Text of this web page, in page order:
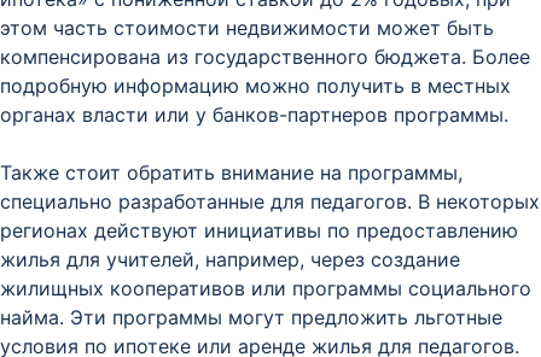
этом часть стоимости недвижимости может быть
компенсирована из государственного бюджета. Более
подробную информацию можно получить в местных
органах власти или у банков-партнеров программы.
Также стоит обратить внимание на программы,
специально разработанные для педагогов. В некоторых
регионах действуют инициативы по предоставлению
жилья для учителей, например, через создание
жилищных кооперативов или программы социального
найма. Эти программы могут предложить льготные
условия по ипотеке или аренде жилья для педагогов.